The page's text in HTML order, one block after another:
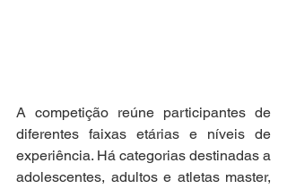
A competição reúne participantes de
diferentes faixas etárias e níveis de
experiência. Há categorias destinadas a
adolescentes, adultos e atletas master,